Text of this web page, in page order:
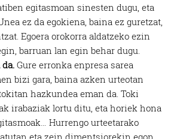
egitasmoan sinesten dugu, eta
ez da egokiena, baina ez guretzat,
Egoera orokorra aldatzeko ezin
barruan lan egin behar dugu.
Gure erronka enpresa sarea
bizi gara, baina azken urteotan
hazkundea eman da. Toki
irabaziak lortu ditu, eta horiek hona
Hurrengo urteetarako